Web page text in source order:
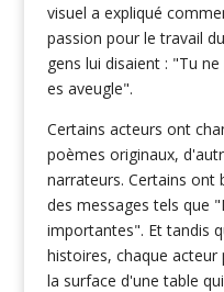
visuel a expliqué
passion pour le travail
gens lui disaient : "Tu
es aveugle".
Certains acteurs ont
poèmes originaux,
narrateurs. Certains ont
des messages tels que
importantes". Et tandis
histoires, chaque
la surface d'une table